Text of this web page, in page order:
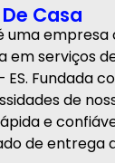
Casa
uma
em serviços
ES. Fundada
de
e
de entrega